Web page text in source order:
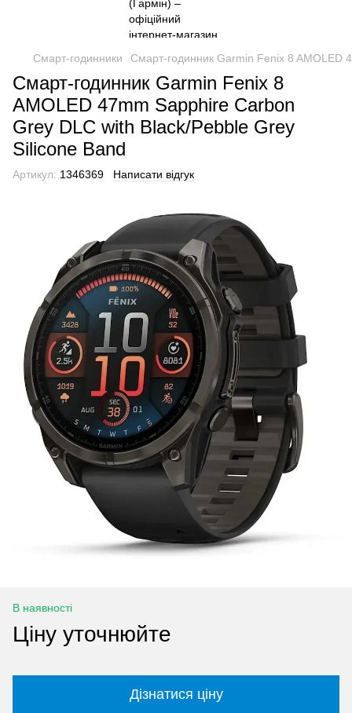
Смарт-годинники Смарт-годинник Garmin Fenix ​​8 AMOLED
Смарт-годинник Garmin Fenix ​​8
AMOLED 47mm Sapphire Carbon
Grey DLC with Black/Pebble Grey
Silicone Band
Артикул: 1346369 Написати відгук
В наявності
Ціну уточнюйте
Дізнатися ціну